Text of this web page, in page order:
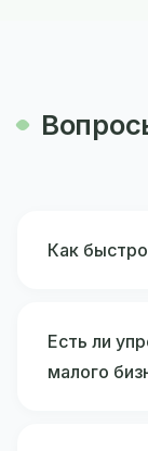
Как
Есть ли
малого